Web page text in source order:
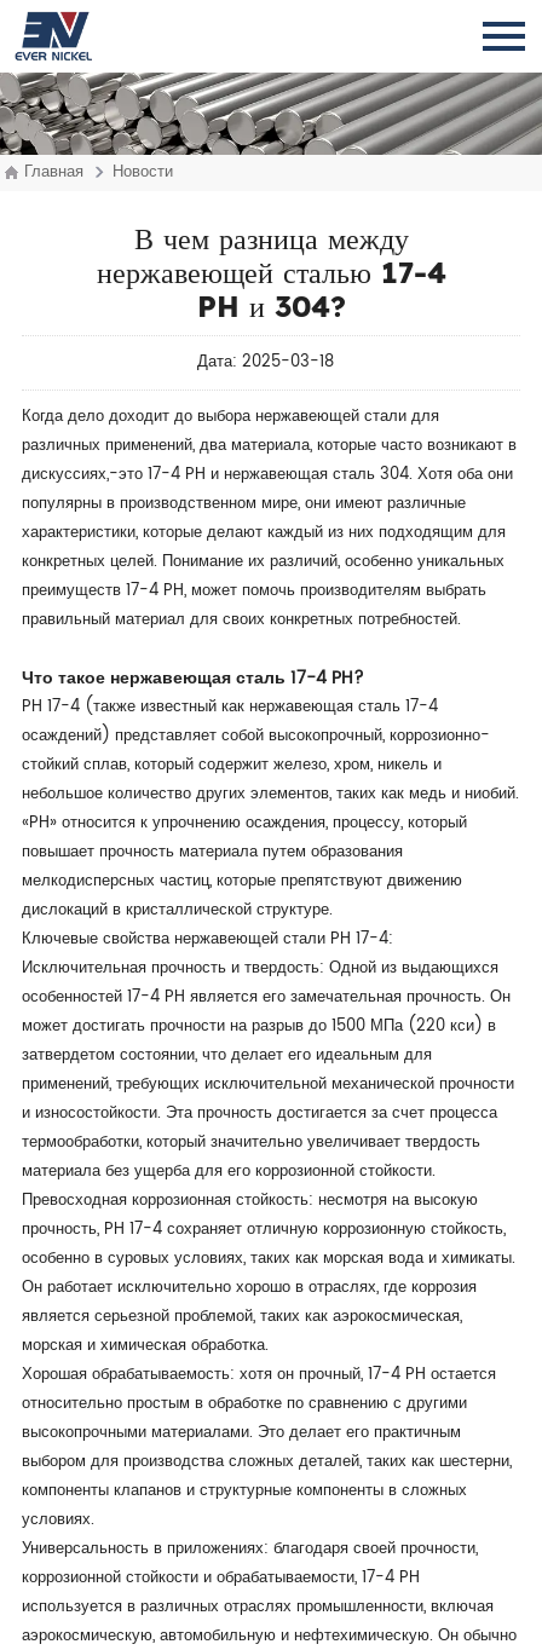
Главная Новости
В чем разница между
нержавеющей сталью 17-4
PH и 304?
Дата: 2025-03-18
Когда дело доходит до выбора нержавеющей стали для
различных применений, два материала, которые часто возникают в
дискуссиях,-это 17-4 PH и нержавеющая сталь 304. Хотя оба они
популярны в производственном мире, они имеют различные
характеристики, которые делают каждый из них подходящим для
конкретных целей. Понимание их различий, особенно уникальных
преимуществ 17-4 PH, может помочь производителям выбрать
правильный материал для своих конкретных потребностей.
Что такое нержавеющая сталь 17-4 PH?
PH 17-4 (также известный как нержавеющая сталь 17-4
осаждений) представляет собой высокопрочный, коррозионно-
стойкий сплав, который содержит железо, хром, никель и
небольшое количество других элементов, таких как медь и ниобий.
«PH» относится к упрочнению осаждения, процессу, который
повышает прочность материала путем образования
мелкодисперсных частиц, которые препятствуют движению
дислокаций в кристаллической структуре.
Ключевые свойства нержавеющей стали PH 17-4:
Исключительная прочность и твердость: Одной из выдающихся
особенностей 17-4 PH является его замечательная прочность. Он
может достигать прочности на разрыв до 1500 МПа (220 кси) в
затвердетом состоянии, что делает его идеальным для
применений, требующих исключительной механической прочности
и износостойкости. Эта прочность достигается за счет процесса
термообработки, который значительно увеличивает твердость
материала без ущерба для его коррозионной стойкости.
Превосходная коррозионная стойкость: несмотря на высокую
прочность, PH 17-4 сохраняет отличную коррозионную стойкость,
особенно в суровых условиях, таких как морская вода и химикаты.
Он работает исключительно хорошо в отраслях, где коррозия
является серьезной проблемой, таких как аэрокосмическая,
морская и химическая обработка.
Хорошая обрабатываемость: хотя он прочный, 17-4 PH остается
относительно простым в обработке по сравнению с другими
высокопрочными материалами. Это делает его практичным
выбором для производства сложных деталей, таких как шестерни,
компоненты клапанов и структурные компоненты в сложных
условиях.
Универсальность в приложениях: благодаря своей прочности,
коррозионной стойкости и обрабатываемости, 17-4 PH
используется в различных отраслях промышленности, включая
аэрокосмическую, автомобильную и нефтехимическую. Он обычно